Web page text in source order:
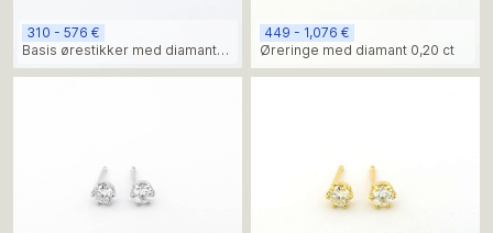
310 - 576 €
Basis ørestikker med diamanter
2 x 0,10 ct
449 - 1,076 €
Øreringe med diamant 0,20 ct